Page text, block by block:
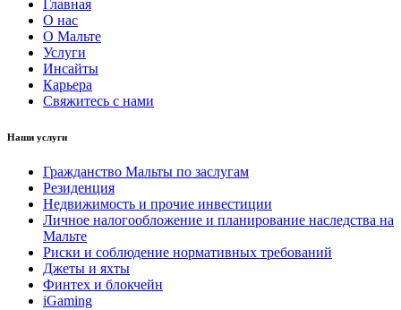
Главная
О нас
О Мальте
Услуги
Инсайты
Карьера
Свяжитесь с нами
Наши услуги
Гражданство Мальты по заслугам
Резиденция
Недвижимость и прочие инвестиции
Личное налогообложение и планирование наследства на
Мальте
Риски и соблюдение нормативных требований
Джеты и яхты
Финтех и блокчейн
iGaming